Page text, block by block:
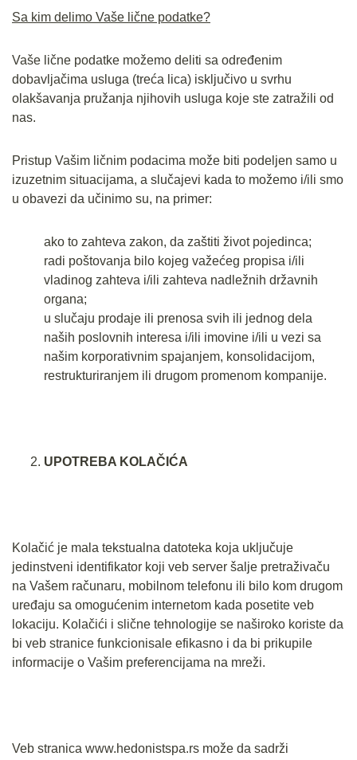
Sa kim delimo Vaše lične podatke?
Vaše lične podatke možemo deliti sa određenim
dobavljačima usluga (treća lica) isključivo u svrhu
olakšavanja pružanja njihovih usluga koje ste zatražili od
nas.
Pristup Vašim ličnim podacima može biti podeljen samo u
izuzetnim situacijama, a slučajevi kada to možemo i/ili smo
u obavezi da učinimo su, na primer:
ako to zahteva zakon, da zaštiti život pojedinca;
radi poštovanja bilo kojeg važećeg propisa i/ili
vladinog zahteva i/ili zahteva nadležnih državnih
organa;
u slučaju prodaje ili prenosa svih ili jednog dela
naših poslovnih interesa i/ili imovine i/ili u vezi sa
našim korporativnim spajanjem, konsolidacijom,
restrukturiranjem ili drugom promenom kompanije.
UPOTREBA KOLAČIĆA
Kolačić je mala tekstualna datoteka koja uključuje
jedinstveni identifikator koji veb server šalje pretraživaču
na Vašem računaru, mobilnom telefonu ili bilo kom drugom
uređaju sa omogućenim internetom kada posetite veb
lokaciju. Kolačići i slične tehnologije se naširoko koriste da
bi veb stranice funkcionisale efikasno i da bi prikupile
informacije o Vašim preferencijama na mreži.
Veb stranica www.hedonistspa.rs može da sadrži